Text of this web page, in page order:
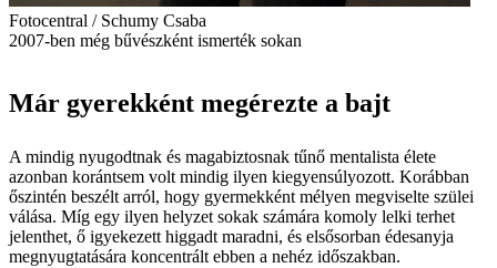
Fotocentral / Schumy Csaba
2007-ben még bűvészként ismerték sokan
Már gyerekként megérezte a bajt
A mindig nyugodtnak és magabiztosnak tűnő mentalista élete
azonban korántsem volt mindig ilyen kiegyensúlyozott. Korábban
őszintén beszélt arról, hogy gyermekként mélyen megviselte szülei
válása. Míg egy ilyen helyzet sokak számára komoly lelki terhet
jelenthet, ő igyekezett higgadt maradni, és elsősorban édesanyja
megnyugtatására koncentrált ebben a nehéz időszakban.